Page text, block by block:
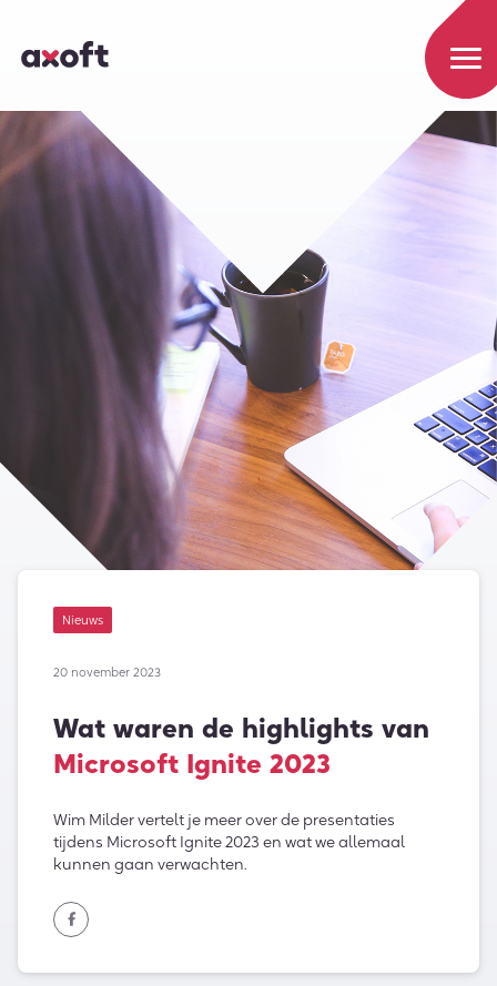
Nieuws
20 november 2023
Wat waren de highlights van
Microsoft Ignite 2023
Wim Milder vertelt je meer over de presentaties
tijdens Microsoft Ignite 2023 en wat we allemaal
kunnen gaan verwachten.